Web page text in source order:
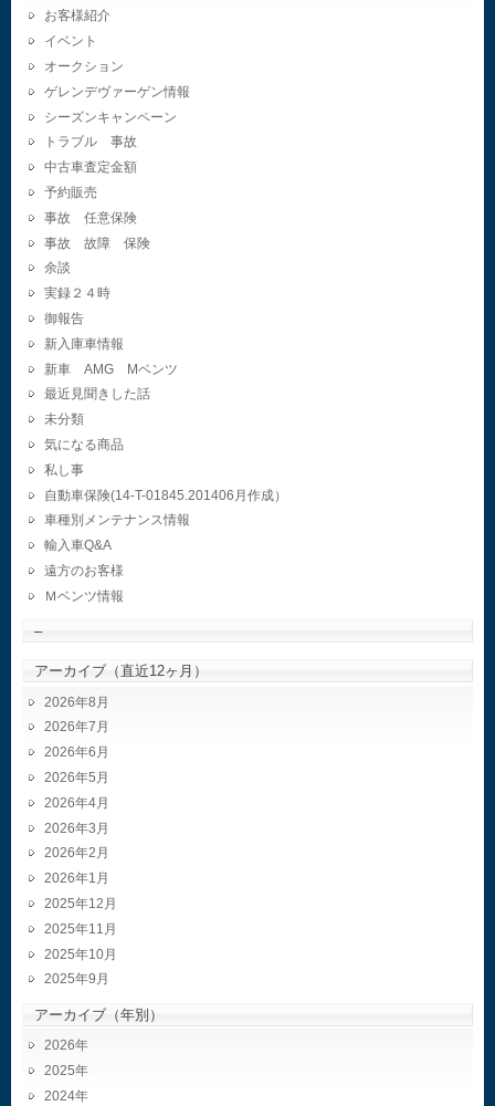
お客様紹介
イベント
オークション
ゲレンデヴァーゲン情報
シーズンキャンペーン
トラブル 事故
中古車査定金額
予約販売
事故 任意保険
事故 故障 保険
余談
実録２４時
御報告
新入庫車情報
新車 AMG Mベンツ
最近見聞きした話
未分類
気になる商品
私し事
自動車保険(14-T-01845.201406月作成）
車種別メンテナンス情報
輸入車Q&A
遠方のお客様
Ｍベンツ情報
–
アーカイブ（直近12ヶ月）
2026年8月
2026年7月
2026年6月
2026年5月
2026年4月
2026年3月
2026年2月
2026年1月
2025年12月
2025年11月
2025年10月
2025年9月
アーカイブ（年別）
2026
2025
2024